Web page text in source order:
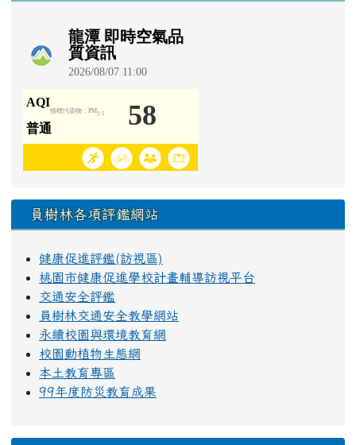
員樹林各項評鑑網站
健康促進評鑑(訪視區)
桃園市健康促進學校計畫輔導訪視平台
交通安全評鑑
員樹林交通安全教學網站
永續校園與環境教育網
校園動植物生態網
本土教育專區
99年度防災教育成果